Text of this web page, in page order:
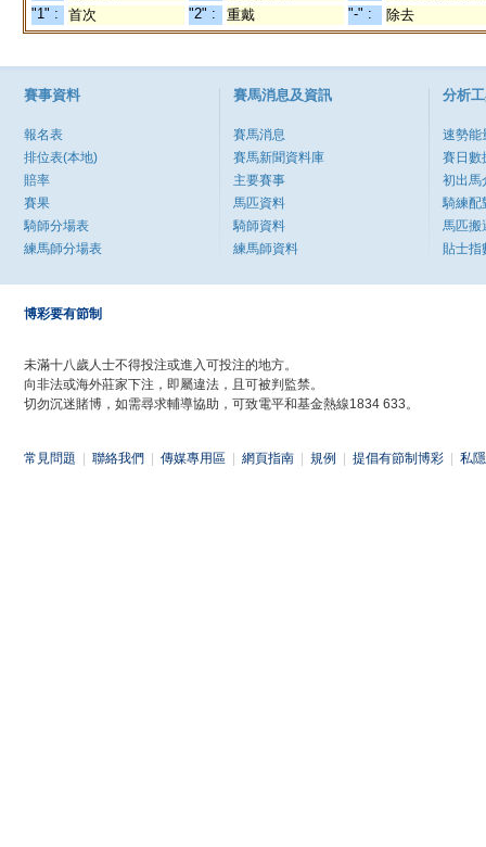
"1" :
首次 "2" : 重戴 "-" : 除去
賽事資料
報名表
排位表(本地)
賠率
賽果
騎師分場表
練馬師分場表
賽馬消息及資訊
賽馬消息
賽馬新聞資料庫
主要賽事
馬匹資料
騎師資料
練馬師資料
分析
速勢能
賽日數
初出馬
騎練配
馬匹搬
貼士指
博彩要有節制
未滿十八歲人士不得投注或進入可投注的地方。
向非法或海外莊家下注，即屬違法，且可被判監禁。
切勿沉迷賭博，如需尋求輔導協助，可致電平和基金熱線1834 633。
常見問題 聯絡我們 傳媒專用區 網頁指南 規例 提倡有節制博彩 私